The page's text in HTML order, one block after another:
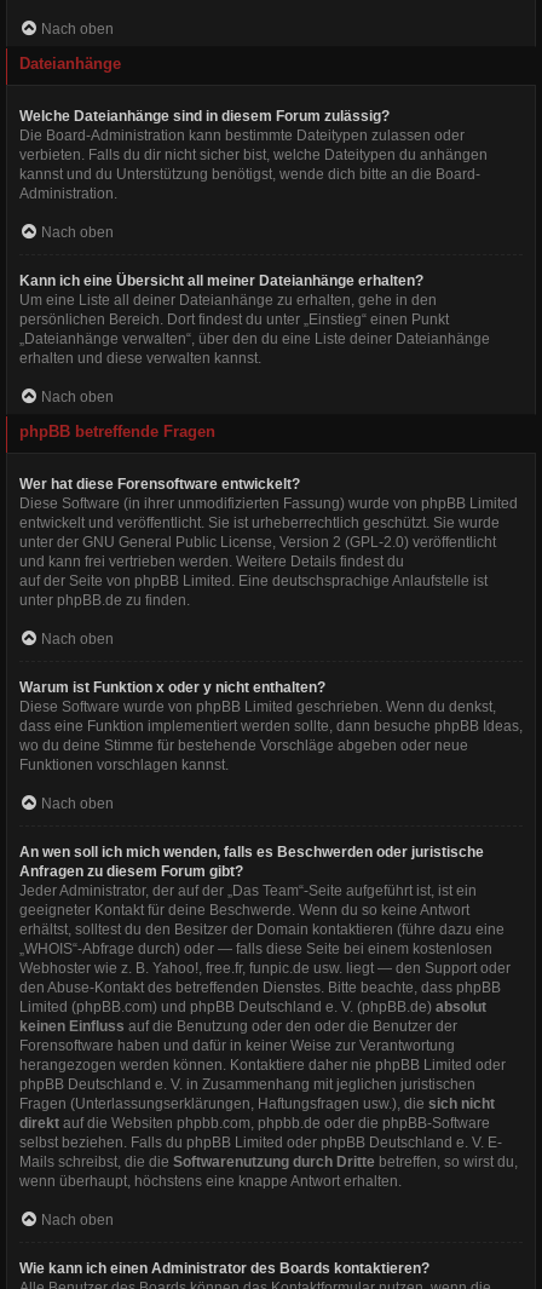
Nach oben
Dateianhänge
Welche Dateianhänge sind in diesem Forum zulässig?
Die Board-Administration kann bestimmte Dateitypen zulassen oder
verbieten. Falls du dir nicht sicher bist, welche Dateitypen du anhängen
kannst und du Unterstützung benötigst, wende dich bitte an die Board-
Administration.
Nach oben
Kann ich eine Übersicht all meiner Dateianhänge erhalten?
Um eine Liste all deiner Dateianhänge zu erhalten, gehe in den
persönlichen Bereich. Dort findest du unter „Einstieg“ einen Punkt
„Dateianhänge verwalten“, über den du eine Liste deiner Dateianhänge
erhalten und diese verwalten kannst.
Nach oben
phpBB betreffende Fragen
Wer hat diese Forensoftware entwickelt?
Diese Software (in ihrer unmodifizierten Fassung) wurde von phpBB Limited
entwickelt und veröffentlicht. Sie ist urheberrechtlich geschützt. Sie wurde
unter der GNU General Public License, Version 2 (GPL-2.0) veröffentlicht
und kann frei vertrieben werden. Weitere Details findest du
auf der Seite von phpBB Limited. Eine deutschsprachige Anlaufstelle ist
unter phpBB.de zu finden.
Nach oben
Warum ist Funktion x oder y nicht enthalten?
Diese Software wurde von phpBB Limited geschrieben. Wenn du denkst,
dass eine Funktion implementiert werden sollte, dann besuche phpBB Ideas,
wo du deine Stimme für bestehende Vorschläge abgeben oder neue
Funktionen vorschlagen kannst.
Nach oben
An wen soll ich mich wenden, falls es Beschwerden oder juristische
Anfragen zu diesem Forum gibt?
Jeder Administrator, der auf der „Das Team“-Seite aufgeführt ist, ist ein
geeigneter Kontakt für deine Beschwerde. Wenn du so keine Antwort
erhältst, solltest du den Besitzer der Domain kontaktieren (führe dazu eine
„WHOIS“-Abfrage durch) oder — falls diese Seite bei einem kostenlosen
Webhoster wie z. B. Yahoo!, free.fr, funpic.de usw. liegt — den Support oder
den Abuse-Kontakt des betreffenden Dienstes. Bitte beachte, dass phpBB
Limited (phpBB.com) und phpBB Deutschland e. V. (phpBB.de) absolut
keinen Einfluss auf die Benutzung oder den oder die Benutzer der
Forensoftware haben und dafür in keiner Weise zur Verantwortung
herangezogen werden können. Kontaktiere daher nie phpBB Limited oder
phpBB Deutschland e. V. in Zusammenhang mit jeglichen juristischen
Fragen (Unterlassungserklärungen, Haftungsfragen usw.), die sich nicht
direkt auf die Websiten phpbb.com, phpbb.de oder die phpBB-Software
selbst beziehen. Falls du phpBB Limited oder phpBB Deutschland e. V. E-
Mails schreibst, die die Softwarenutzung durch Dritte betreffen, so wirst du,
wenn überhaupt, höchstens eine knappe Antwort erhalten.
Nach oben
Wie kann ich einen Administrator des Boards kontaktieren?